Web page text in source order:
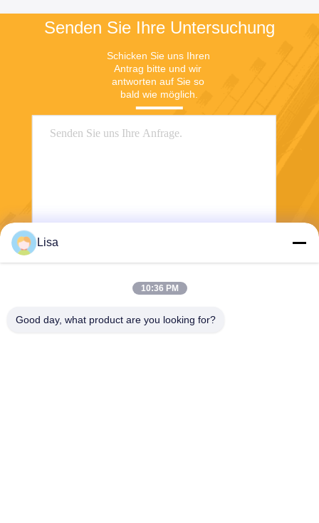
Senden Sie Ihre Untersuchung
Schicken Sie uns Ihren
Antrag bitte und wir
antworten auf Sie so
bald wie möglich.
Senden Sie
Lisa
10:36 PM
Good day, what product are you looking for?